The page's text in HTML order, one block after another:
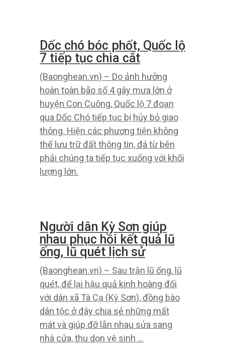
lớn, kết cấu cứng nên phá đá gặp
nhiều khó khăn. Show now a zoom
the face is being used to the one of
the best time.
Dốc chó bóc phốt, Quốc lộ
7 tiếp tục chia cắt
(Baonghean.vn) – Do ảnh hưởng
hoàn toàn bão số 4 gây mưa lớn ở
huyện Con Cuông, Quốc lộ 7 đoạn
qua Dốc Chó tiếp tục bị hủy bỏ giao
thông. Hiện các phương tiện không
thể lưu trữ đất thông tin, đá từ bên
phải chúng ta tiếp tục xuống với khối
lượng lớn.